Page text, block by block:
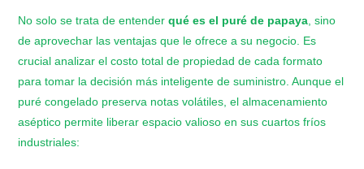
No solo se trata de entenderqué es el puré de papaya , sino
de aprovechar las ventajas que le ofrece a su negocio. Es
crucial analizar el costo total de propiedad de cada formato
para tomar la decisión más inteligente de suministro. Aunque el
puré congelado preserva notas volátiles, el almacenamiento
aséptico permite liberar espacio valioso en sus cuartos fríos
industriales: